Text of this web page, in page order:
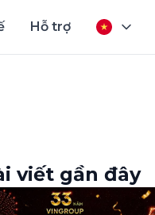
Hỗ trợ
viết gần đây